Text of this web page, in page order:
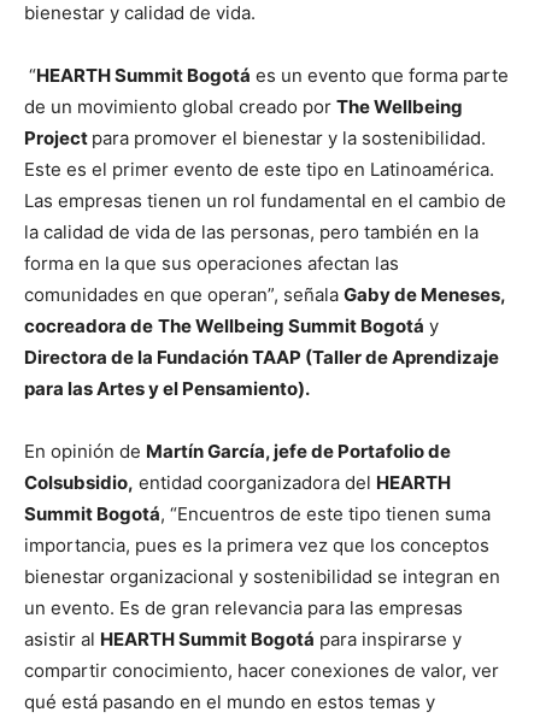
bienestar y calidad de vida.
“HEARTH Summit Bogotá es un evento que forma parte
de un movimiento global creado por The Wellbeing
Project para promover el bienestar y la sostenibilidad.
Este es el primer evento de este tipo en Latinoamérica.
Las empresas tienen un rol fundamental en el cambio de
la calidad de vida de las personas, pero también en la
forma en la que sus operaciones afectan las
comunidades en que operan”, señala Gaby de Meneses,
cocreadora de The Wellbeing Summit Bogotá y
Directora de la Fundación TAAP (Taller de Aprendizaje
para las Artes y el Pensamiento).
En opinión de Martín García, jefe de Portafolio de
Colsubsidio, entidad coorganizadora del HEARTH
Summit Bogotá, “Encuentros de este tipo tienen suma
importancia, pues es la primera vez que los conceptos
bienestar organizacional y sostenibilidad se integran en
un evento. Es de gran relevancia para las empresas
asistir al HEARTH Summit Bogotá para inspirarse y
compartir conocimiento, hacer conexiones de valor, ver
qué está pasando en el mundo en estos temas y